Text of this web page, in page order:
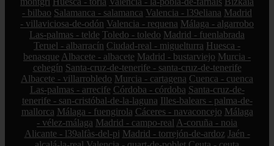
- bilbao Salamanca - salamanca Valencia - l39eliana Madrid
- villaviciosa-de-odón Valencia - requena Málaga - algarrobo
Las-palmas - telde Toledo - toledo Madrid - fuenlabrada
Teruel - albarracín Ciudad-real - miguelturra Huesca -
benasque Albacete - albacete Madrid - bustarviejo Murcia -
cehegín Santa-cruz-de-tenerife - santa-cruz-de-tenerife
Albacete - villarrobledo Murcia - cartagena Cuenca - cuenca
Las-palmas - arrecife Córdoba - córdoba Santa-cruz-de-
tenerife - san-cristóbal-de-la-laguna Illes-balears - palma-de-
mallorca Málaga - fuengirola Cáceres - navaconcejo Málaga
- vélez-málaga Madrid - campo-real A-coruña - noia
Alicante - l39alfàs-del-pi Madrid - torrejón-de-ardoz Jaén -